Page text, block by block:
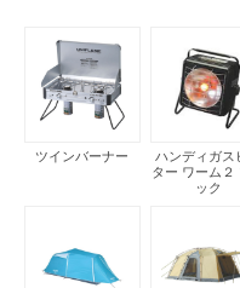
ツインバーナー
ハンディガス
ター ワーム２
ック